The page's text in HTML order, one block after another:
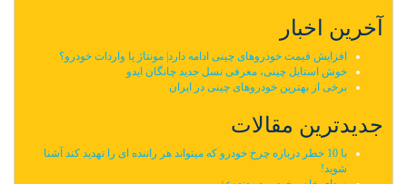
آخرین اخبار
افزایش قیمت خودروهای چینی ادامه دارد| مونتاژ یا واردات خودرو؟
خوش استایل چینی، معرفی نسل جدید چانگان ایدو
برخی از بهترین خودروهای چینی در ایران
جدیدترین مقالات
با 10 خطر درباره چرخ خودرو که میتواند هر راننده ای را تهدید کند آشنا
شوید!